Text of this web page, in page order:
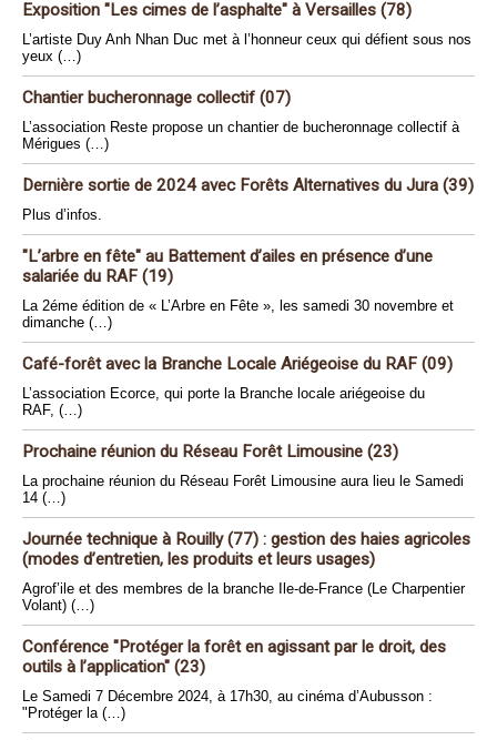
Exposition "Les cimes de l’asphalte" à Versailles (78)
L’artiste Duy Anh Nhan Duc met à l’honneur ceux qui défient sous nos
yeux (…)
Chantier bucheronnage collectif (07)
L’association Reste propose un chantier de bucheronnage collectif à
Mérigues (…)
Dernière sortie de 2024 avec Forêts Alternatives du Jura (39)
Plus d’infos.
"L’arbre en fête" au Battement d’ailes en présence d’une
salariée du RAF (19)
La 2éme édition de « L’Arbre en Fête », les samedi 30 novembre et
dimanche (…)
Café-forêt avec la Branche Locale Ariégeoise du RAF (09)
L’association Ecorce, qui porte la Branche locale ariégeoise du
RAF, (…)
Prochaine réunion du Réseau Forêt Limousine (23)
La prochaine réunion du Réseau Forêt Limousine aura lieu le Samedi
14 (…)
Journée technique à Rouilly (77) : gestion des haies agricoles
(modes d’entretien, les produits et leurs usages)
Agrof’ile et des membres de la branche Ile-de-France (Le Charpentier
Volant) (…)
Conférence "Protéger la forêt en agissant par le droit, des
outils à l’application" (23)
Le Samedi 7 Décembre 2024, à 17h30, au cinéma d’Aubusson :
"Protéger la (…)